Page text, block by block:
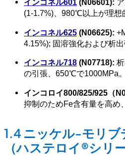
インコネル601 (N06601):
(1-1.7%)、980℃以上が理想
インコネル625 (N06625):
4.15%); 固溶強化および析出
インコネル718 (N07718):
の引張、650℃で1000MPa。
インコロイ800/825/925（
抑制のためFe含有量を高め
1.4 ニッケル-モリ
（ハステロイ®シリー